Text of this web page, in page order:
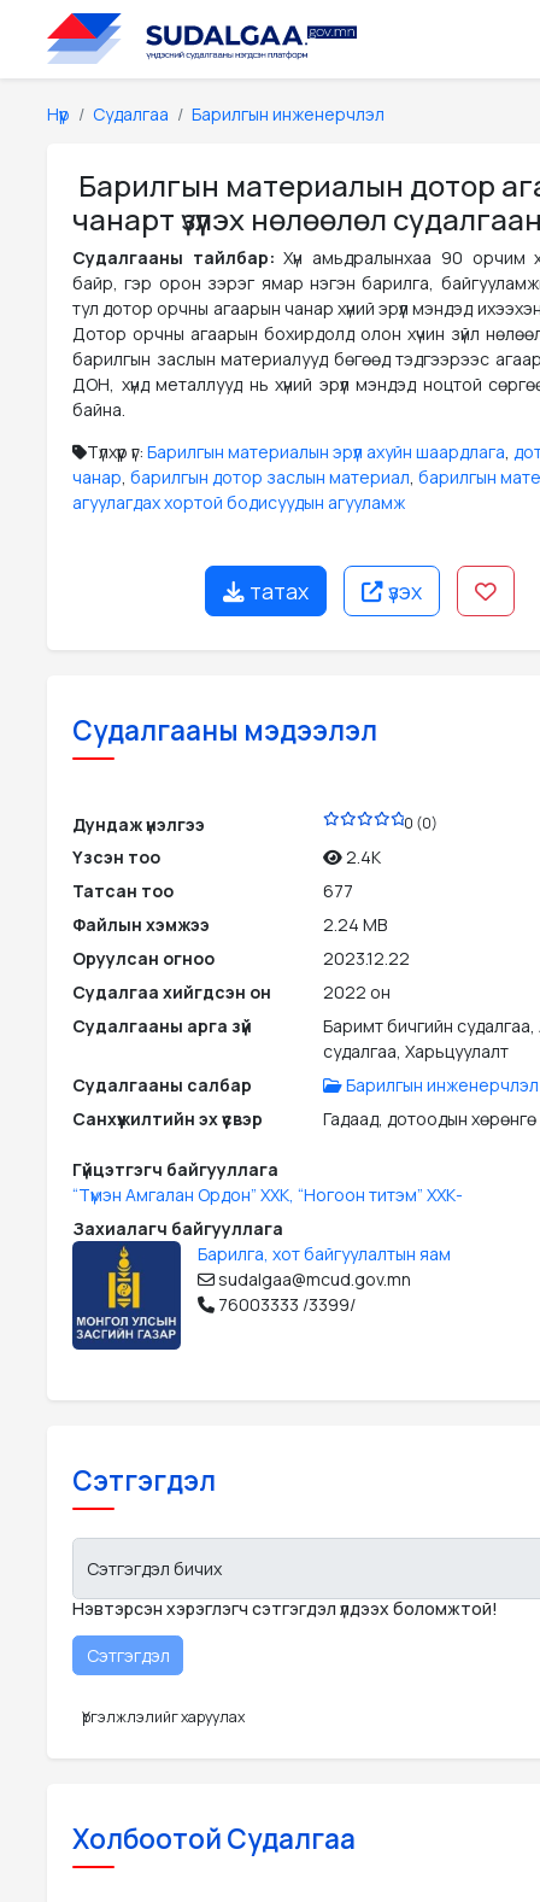
Нүүр Судалгаа Барилгын инженерчлэл
Барилгын материалын дотор
чанарт үзүүлэх нөлөөлөл
Судалгааны тайлбар:Хүн амьдралынхаа 90 орчим
байр, гэр орон зэрэг ямар нэгэн барилга,
тул дотор орчны агаарын чанар хүний эрүүл мэндэд ихээхэн
Дотор орчны агаарын бохирдолд олон хүчин зүйл
барилгын заслын материалууд бөгөөд тэдгээрээс
ДОН, хүнд металлууд нь хүний эрүүл мэндэд ноцтой
байна.
Түлхүүр үг: Барилгын материалын эрүүл ахуйн шаардлага,
чанар, барилгын дотор заслын материал, барилгын
агуулагдах хортой бодисуудын агууламж
татах үзэх
Судалгааны мэдээлэл
Дундаж үнэлгээ 0 (0)
Үзсэн тоо
2.4K
Татсан тоо
677
Файлын хэмжээ
2.24 MB
Оруулсан огноо
2023.12.22
Судалгаа хийгдсэн он
2022 он
Судалгааны арга зүй
Баримт бичгийн судалгаа,
судалгаа, Харьцуулалт
Судалгааны салбар
Барилгын инженерчлэл
Санхүүжилтийн эх үүсвэр
Гадаад, дотоодын
Гүйцэтгэгч байгууллага
“Түмэн Амгалан Ордон” ХХК, “Ногоон титэм” ХХК-
Захиалагч байгууллага
Барилга, хот байгуулалтын яам
sudalgaa@mcud.gov.mn
76003333 /3399/
Сэтгэгдэл
Сэтгэгдэл бичих
Нэвтэрсэн хэрэглэгч сэтгэгдэл үлдээх боломжтой!
Үргэлжлэлийг харуулах
Холбоотой Судалгаа